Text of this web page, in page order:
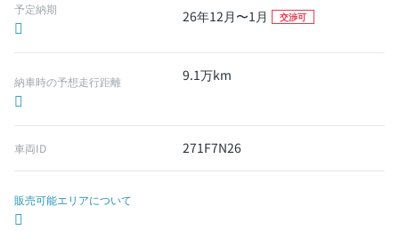
予定納期 26年12月〜1月 交渉可
納車時の予想走行距離 9.1万km
車両ID 271F7N26
販売可能エリアについて